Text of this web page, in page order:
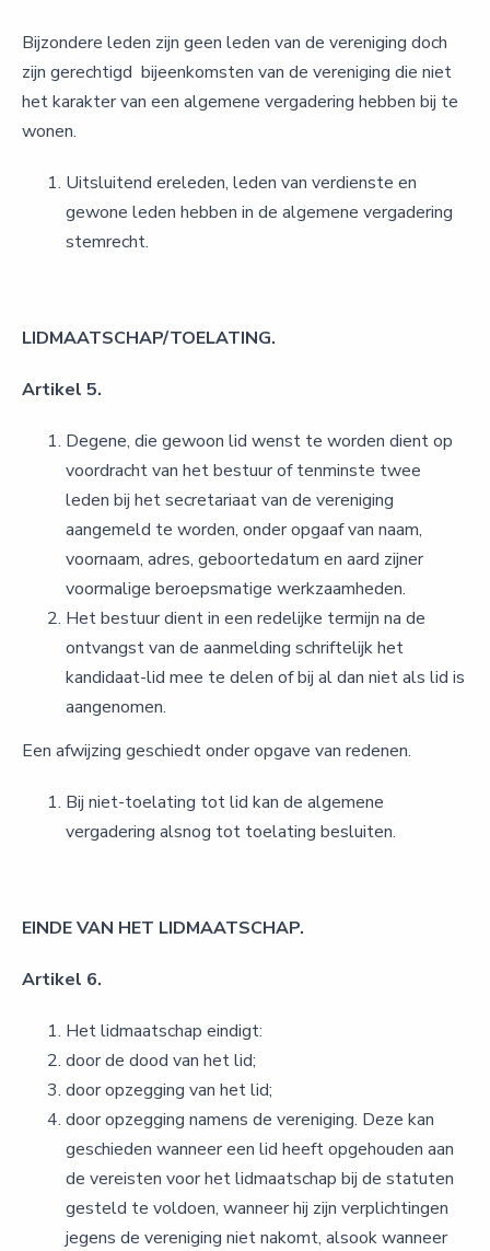
Bijzondere leden zijn geen leden van de vereniging doch
zijn gerechtigd bijeenkomsten van de vereniging die niet
het karakter van een algemene vergadering hebben bij te
wonen.
Uitsluitend ereleden, leden van verdienste en
gewone leden hebben in de algemene vergadering
stemrecht.
LIDMAATSCHAP/TOELATING.
Artikel 5.
Degene, die gewoon lid wenst te worden dient op
voordracht van het bestuur of tenminste twee
leden bij het secretariaat van de vereniging
aangemeld te worden, onder opgaaf van naam,
voornaam, adres, geboortedatum en aard zijner
voormalige beroepsmatige werkzaamheden.
Het bestuur dient in een redelijke termijn na de
ontvangst van de aanmelding schriftelijk het
kandidaat-lid mee te delen of bij al dan niet als lid is
aangenomen.
Een afwijzing geschiedt onder opgave van redenen.
Bij niet-toelating tot lid kan de algemene
vergadering alsnog tot toelating besluiten.
EINDE VAN HET LIDMAATSCHAP.
Artikel 6.
Het lidmaatschap eindigt:
door de dood van het lid;
door opzegging van het lid;
door opzegging namens de vereniging. Deze kan
geschieden wanneer een lid heeft opgehouden aan
de vereisten voor het lidmaatschap bij de statuten
gesteld te voldoen, wanneer hij zijn verplichtingen
jegens de vereniging niet nakomt, alsook wanneer